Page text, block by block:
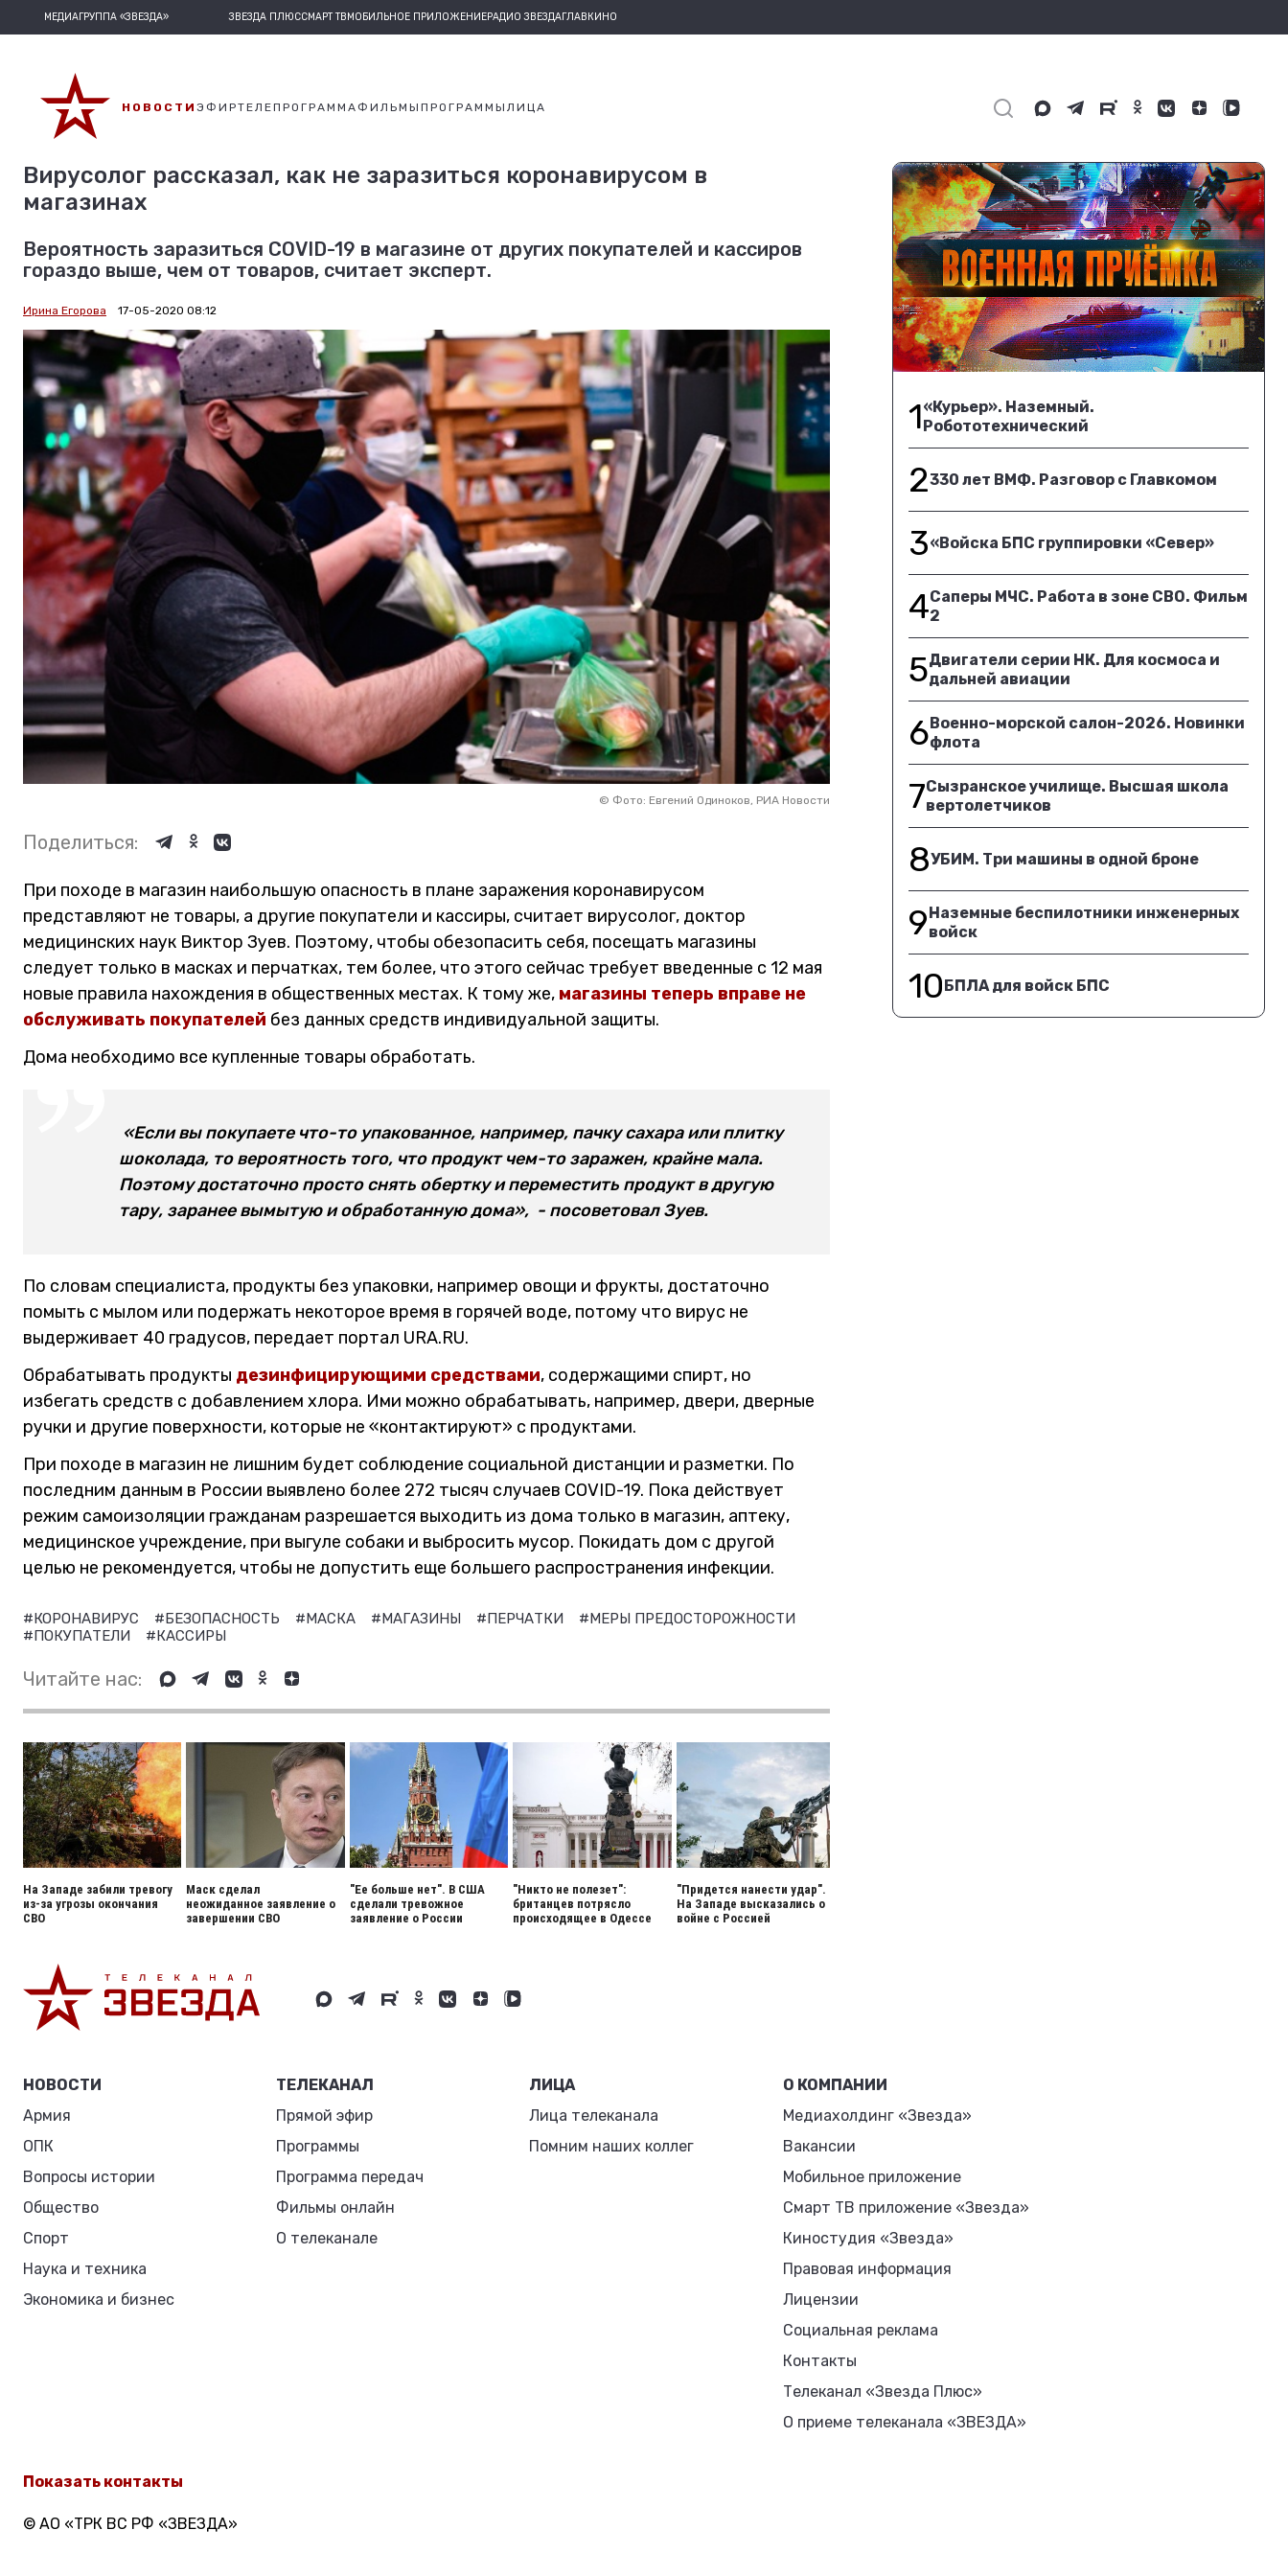
МЕДИАГРУППА «ЗВЕЗДА» ЗВЕЗДА ПЛЮССМАРТ ТВМОБИЛЬНОЕ ПРИЛОЖЕНИЕРАДИО ЗВЕЗДАГЛАВКИНО
НОВОСТИ ЭФИРТЕЛЕПРОГРАММАФИЛЬМЫ ПРОГРАММЫ ЛИЦА
Вирусолог рассказал, как не заразиться коронавирусом в
магазинах
Вероятность заразиться COVID-19 в магазине от других покупателей и кассиров
гораздо выше, чем от товаров, считает эксперт.
Ирина Егорова 17-05-2020 08:12
© Фото: Евгений Одиноков, РИА Новости
Поделиться:
При походе в магазин наибольшую опасность в плане заражения коронавирусом
представляют не товары, а другие покупатели и кассиры, считает вирусолог, доктор
медицинских наук Виктор Зуев. Поэтому, чтобы обезопасить себя, посещать магазины
следует только в масках и перчатках, тем более, что этого сейчас требует введенные с 12 мая
новые правила нахождения в общественных местах. К тому же, магазины теперь вправе не
обслуживать покупателей без данных средств индивидуальной защиты.
Дома необходимо все купленные товары обработать.
«Если вы покупаете что-то упакованное, например, пачку сахара или плитку
шоколада, то вероятность того, что продукт чем-то заражен, крайне мала.
Поэтому достаточно просто снять обертку и переместить продукт в другую
тару, заранее вымытую и обработанную дома», - посоветовал Зуев.
По словам специалиста, продукты без упаковки, например овощи и фрукты, достаточно
помыть с мылом или подержать некоторое время в горячей воде, потому что вирус не
выдерживает 40 градусов, передает портал URA.RU.
Обрабатывать продукты дезинфицирующими средствами, содержащими спирт, но
избегать средств с добавлением хлора. Ими можно обрабатывать, например, двери, дверные
ручки и другие поверхности, которые не «контактируют» с продуктами.
При походе в магазин не лишним будет соблюдение социальной дистанции и разметки. По
последним данным в России выявлено более 272 тысяч случаев COVID-19. Пока действует
режим самоизоляции гражданам разрешается выходить из дома только в магазин, аптеку,
медицинское учреждение, при выгуле собаки и выбросить мусор. Покидать дом с другой
целью не рекомендуется, чтобы не допустить еще большего распространения инфекции.
#КОРОНАВИРУС #БЕЗОПАСНОСТЬ #МАСКА #МАГАЗИНЫ #ПЕРЧАТКИ
#МЕРЫ ПРЕДОСТОРОЖНОСТИ
#ПОКУПАТЕЛИ
#КАССИРЫ
Читайте нас:
На Западе забили тревогу
из-за угрозы окончания
СВО
Маск сделал
неожиданное заявление о
завершении СВО
"Ее больше нет". В США
сделали тревожное
заявление о России
"Никто не полезет":
британцев потрясло
происходящее в Одессе
"Придется нанести удар".
На Западе высказались о
войне с Россией
1«Курьер». Наземный.
Робототехнический
2330 лет ВМФ. Разговор с Главкомом
3«Войска БПС группировки «Север»
4Саперы МЧС. Работа в зоне СВО. Фильм
2
5Двигатели серии НК. Для космоса и
дальней авиации
6Военно-морской салон-2026. Новинки
флота
7Сызранское училище. Высшая школа
вертолетчиков
8УБИМ. Три машины в одной броне
9Наземные беспилотники инженерных
войск
10БПЛА для войск БПС
НОВОСТИ
Армия
ОПК
Вопросы истории
Общество
Спорт
Наука и техника
Экономика и бизнес
ТЕЛЕКАНАЛ
Прямой эфир
Программы
Программа передач
Фильмы онлайн
О телеканале
ЛИЦА
Лица телеканала
Помним наших коллег
О КОМПАНИИ
Медиахолдинг «Звезда»
Вакансии
Мобильное приложение
Смарт ТВ приложение «Звезда»
Киностудия «Звезда»
Правовая информация
Лицензии
Социальная реклама
Контакты
Телеканал «Звезда Плюс»
О приеме телеканала «ЗВЕЗДА»
Показать контакты
© АО «ТРК ВС РФ «ЗВЕЗДА»